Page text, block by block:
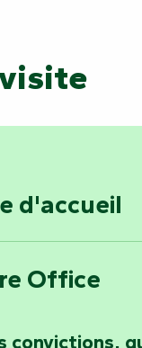
d'accueil
Office
convictions,